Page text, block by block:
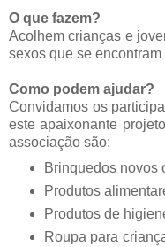
O que fazem?
Acolhem crianças e
sexos que se encontram
Como podem ajudar?
Convidamos os
este apaixonante
associação são:
Brinquedos novos
Produtos
Produtos de
Roupa para